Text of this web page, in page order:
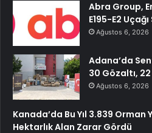
Abra Group,
E195-E2
Ağustos 6, 2026
Adana’da
30 Gözaltı,
Ağustos 6, 2026
Kanada’da Bu Yıl 3.839 Orman
Hektarlık Alan Zarar Gördü